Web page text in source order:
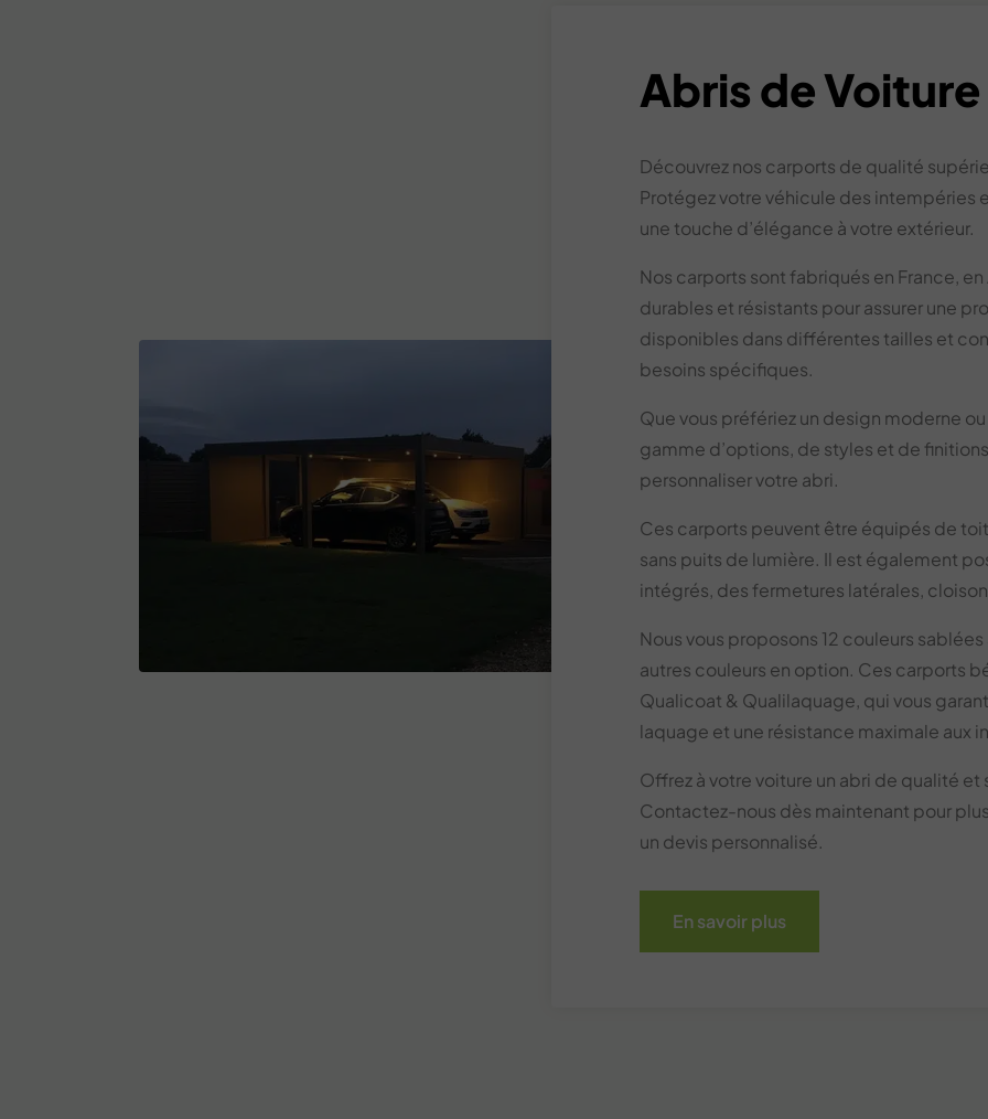
Abris de
Découvrez nos carports de qualité
Protégez votre véhicule des intempéries
une touche d’élégance à votre extérieur.
Nos carports sont fabriqués en France,
durables et résistants pour assurer une
disponibles dans différentes tailles et
besoins spécifiques.
Que vous préfériez un design moderne
gamme d’options, de styles et de
personnaliser votre abri.
Ces carports peuvent être équipés de
sans puits de lumière. Il est également
intégrés, des fermetures latérales,
Nous vous proposons 12 couleurs
autres couleurs en option. Ces carports
Qualicoat & Qualilaquage, qui vous
laquage et une résistance maximale aux
Offrez à votre voiture un abri de qualité
Contactez-nous dès maintenant pour
un devis personnalisé.
En savoir plus